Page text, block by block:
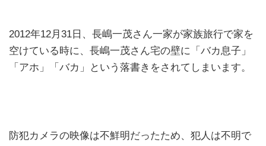
2012年12月31日、長嶋一茂さん一家が家族旅行で家を
空けている時に、長嶋一茂さん宅の壁に「バカ息子」
「アホ」「バカ」という落書きをされてしまいます。
防犯カメラの映像は不鮮明だったため、犯人は不明で